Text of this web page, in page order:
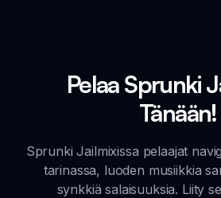
Pelaa Sprunki
Tänään!
Sprunki Jailmixissa pelaajat
tarinassa, luoden musiikkia
synkkiä salaisuuksia. Liity